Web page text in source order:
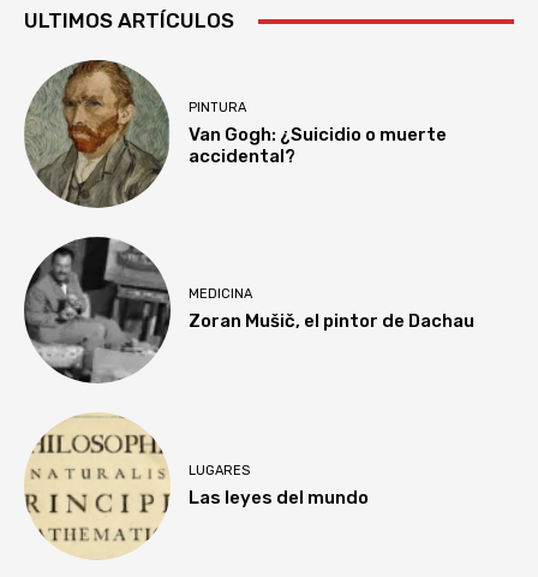
ULTIMOS ARTÍCULOS
PINTURA
Van Gogh: ¿Suicidio o muerte
accidental?
MEDICINA
Zoran Mušič, el pintor de Dachau
LUGARES
Las leyes del mundo